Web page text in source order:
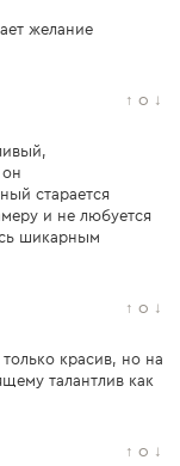
желание
↑ 0 ↓
старается
и не любуется
шикарным
↑ 0 ↓
красив, но на
талантлив как
↑ 0 ↓